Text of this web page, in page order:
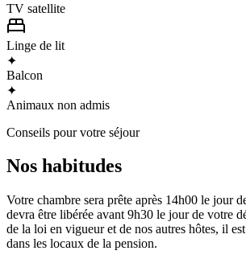
TV satellite
Linge de lit
✦
Balcon
✦
Animaux non admis
Conseils pour votre séjour
Nos habitudes
Votre chambre sera prête après 14h00 le jour
devra être libérée avant 9h30 le jour de votre
de la loi en vigueur et de nos autres hôtes, il
dans les locaux de la pension.